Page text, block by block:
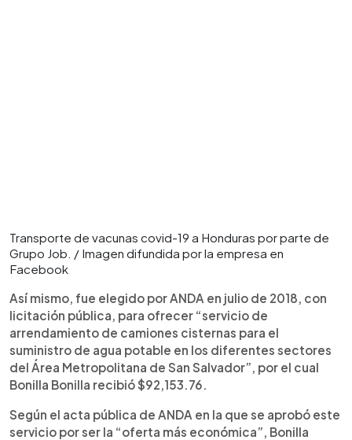
Transporte de vacunas covid-19 a Honduras por parte de
Grupo Job. / Imagen difundida por la empresa en
Facebook
Así mismo, fue elegido por ANDA en julio de 2018, con
licitación pública, para ofrecer “servicio de
arrendamiento de camiones cisternas para el
suministro de agua potable en los diferentes sectores
del Área Metropolitana de San Salvador”, por el cual
Bonilla Bonilla recibió $92,153.76.
Según el acta pública de ANDA en la que se aprobó este
servicio por ser la “oferta más económica”, Bonilla